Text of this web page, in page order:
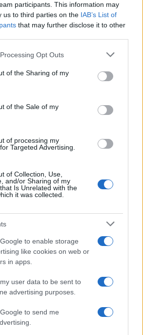
participants. This information may
us to third parties on the IAB’s List of
that may further disclose it to other
website/app uses one or more Google
or usage behaviour. You may click to
to Google and its third-party tags to
specified purposes in below Google
Opt Outs
of the Sharing of my
of the Sale of my
of processing my
Targeted Advertising.
of Collection, Use,
and/or Sharing of my
Is Unrelated with the
it was collected.
to enable storage
like cookies on web or
in apps.
user data to be sent to
advertising purposes.
to send me